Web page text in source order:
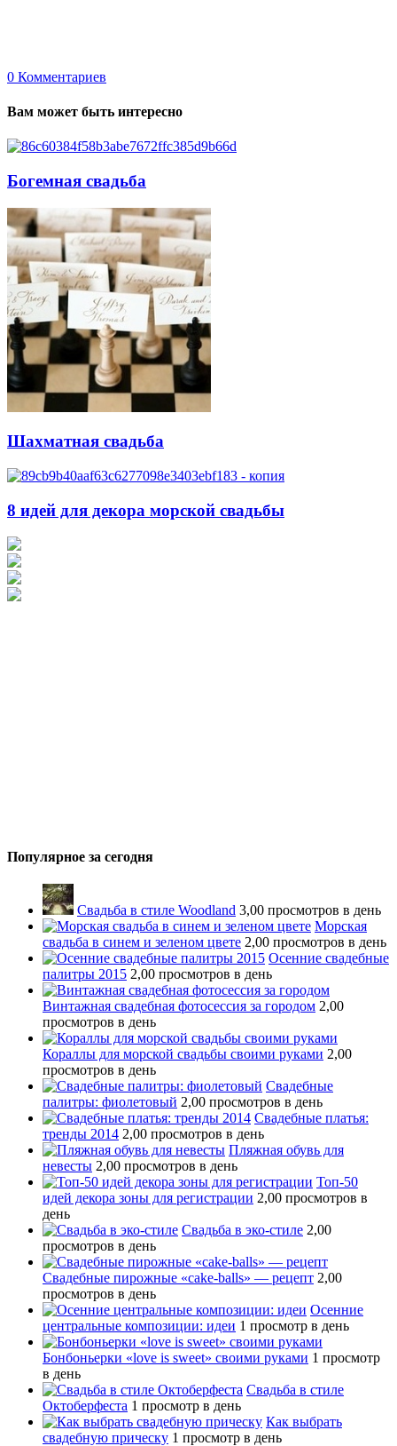
0 Комментариев
Вам может быть интересно
Богемная свадьба
Шахматная свадьба
8 идей для декора морской свадьбы
Популярное за сегодня
Свадьба в стиле Woodland 3,00 просмотров в день
Морская
свадьба в синем и зеленом цвете 2,00 просмотров в день
Осенние свадебные
палитры 2015 2,00 просмотров в день
Винтажная свадебная фотосессия за городом 2,00
просмотров в день
Кораллы для морской свадьбы своими руками 2,00
просмотров в день
Свадебные
палитры: фиолетовый 2,00 просмотров в день
Свадебные платья:
тренды 2014 2,00 просмотров в день
Пляжная обувь для
невесты 2,00 просмотров в день
Топ-50
идей декора зоны для регистрации 2,00 просмотров в
день
Свадьба в эко-стиле 2,00
просмотров в день
Свадебные пирожные «cake-balls» — рецепт 2,00
просмотров в день
Осенние
центральные композиции: идеи 1 просмотр в день
Бонбоньерки «love is sweet» своими руками 1 просмотр
в день
Свадьба в стиле
Октоберфеста 1 просмотр в день
Как выбрать
свадебную прическу 1 просмотр в день